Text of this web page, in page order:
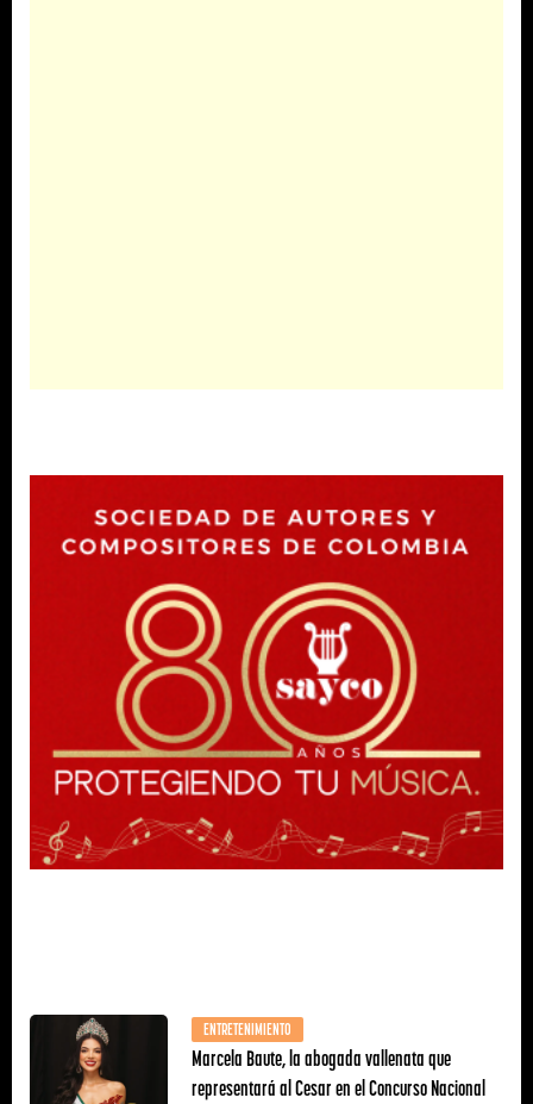
ENTRETENIMIENTO
Marcela Baute, la abogada vallenata que
representará al Cesar en el Concurso Nacional